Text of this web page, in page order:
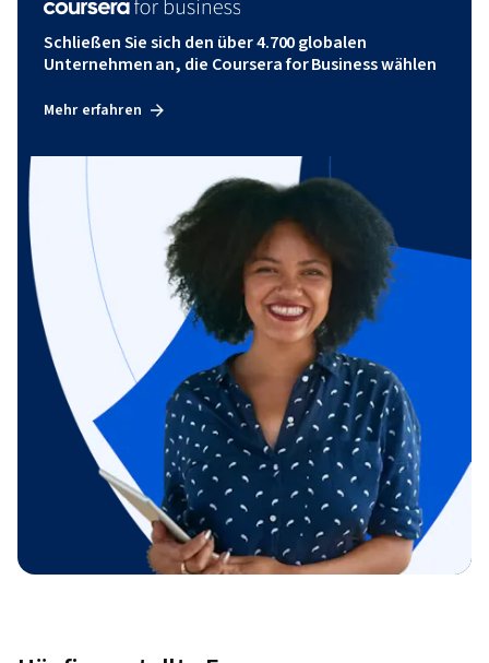
Schließen Sie sich den über 4.700 globalen
Unternehmen an, die Coursera for Business wählen
Mehr erfahren